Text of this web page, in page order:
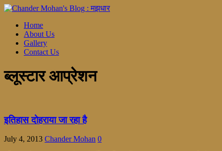
Home
About Us
Gallery
Contact Us
ब्लूस्टार आप्रेशन
इतिहास दोहराया जा रहा है
July 4, 2013 Chander Mohan 0